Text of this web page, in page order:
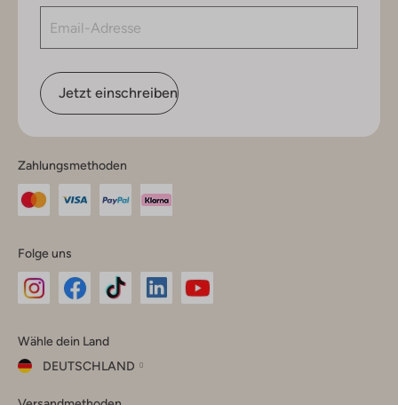
Jetzt einschreiben
Zahlungsmethoden
Folge uns
Instagram
Facebook
TikTok
Wähle dein Land
DEUTSCHLAND